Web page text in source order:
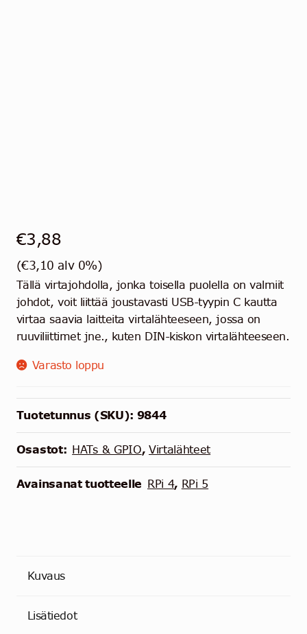
€3,88
(€3,10 alv 0%)
Tällä virtajohdolla, jonka toisella puolella on valmiit
johdot, voit liittää joustavasti USB-tyypin C kautta
virtaa saavia laitteita virtalähteeseen, jossa on
ruuviliittimet jne., kuten DIN-kiskon virtalähteeseen.
Varasto loppu
Tuotetunnus (SKU): 9844
Osastot: HATs & GPIO, Virtalähteet
Avainsanat tuotteelle RPi 4, RPi 5
Kuvaus
Lisätiedot